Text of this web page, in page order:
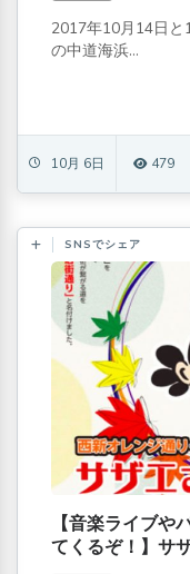
2017年10月14日
の中道海浜...
10月 6日 479
SNSでシェア
【音楽ライブ
てくるぞ！】サ